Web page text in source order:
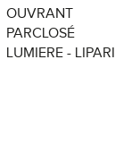
OUVRANT
PARCLOSÉ
LUMIERE - LIPARI